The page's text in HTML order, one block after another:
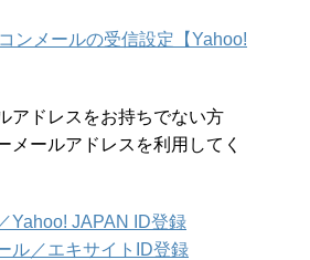
ンメールの受信設定【Yahoo!
アドレスをお持ちでない方
メールアドレスを利用してく
Yahoo! JAPAN ID登録
ル／エキサイトID登録